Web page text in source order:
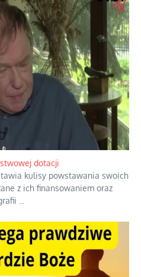
dotacji
kulisy powstawania swoich
z ich finansowaniem oraz